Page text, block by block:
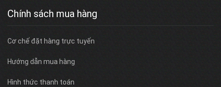
Chính sách mua hàng
Cơ chế đặt hàng trực tuyến
Hướng dẫn mua hàng
Hình thức thanh toán